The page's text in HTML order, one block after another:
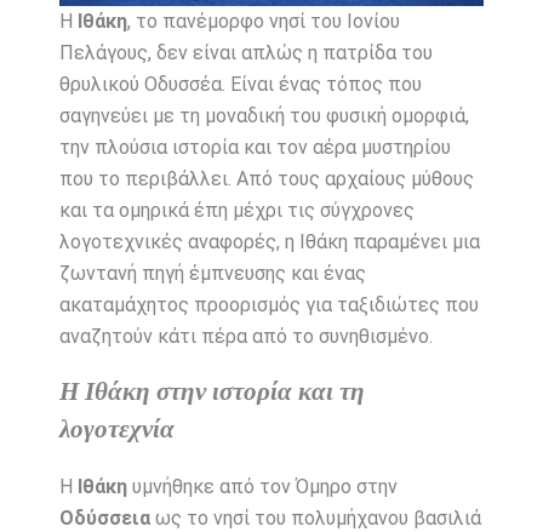
Η Ιθάκη, το πανέμορφο νησί του Ιονίου
Πελάγους, δεν είναι απλώς η πατρίδα του
θρυλικού Οδυσσέα. Είναι ένας τόπος που
σαγηνεύει με τη μοναδική του φυσική ομορφιά,
την πλούσια ιστορία και τον αέρα μυστηρίου
που το περιβάλλει. Από τους αρχαίους μύθους
και τα ομηρικά έπη μέχρι τις σύγχρονες
λογοτεχνικές αναφορές, η Ιθάκη παραμένει μια
ζωντανή πηγή έμπνευσης και ένας
ακαταμάχητος προορισμός για ταξιδιώτες που
αναζητούν κάτι πέρα από το συνηθισμένο.
Η Ιθάκη στην ιστορία και τη
λογοτεχνία
Η Ιθάκηυμνήθηκε από τον Όμηρο στην
Οδύσσειαως το νησί του πολυμήχανου βασιλιά